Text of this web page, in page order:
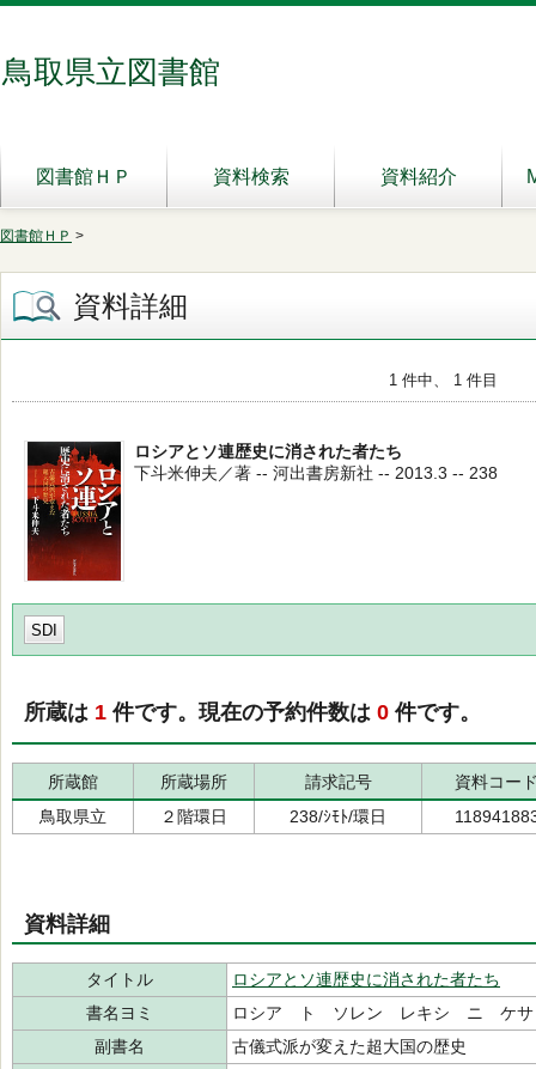
鳥取県立図書館
図書館ＨＰ 資料検索 資料紹介
図書館ＨＰ >
資料詳細
1 件中、 1 件目
ロシアとソ連歴史に消された者たち
下斗米伸夫／著 -- 河出書房新社 -- 2013.3 -- 238
SDI
所蔵は 1 件です。現在の予約件数は 0 件です。
所蔵館 所蔵場所 請求記号
資料コー
鳥取県立
２階環日 238/ｼﾓﾄ/環日
資料詳細
タイトル
ロシアとソ連歴史に消された者たち
書名ヨミ
ロシア ト ソレン レキシ ニ ケサ
副書名
古儀式派が変えた超大国の歴史